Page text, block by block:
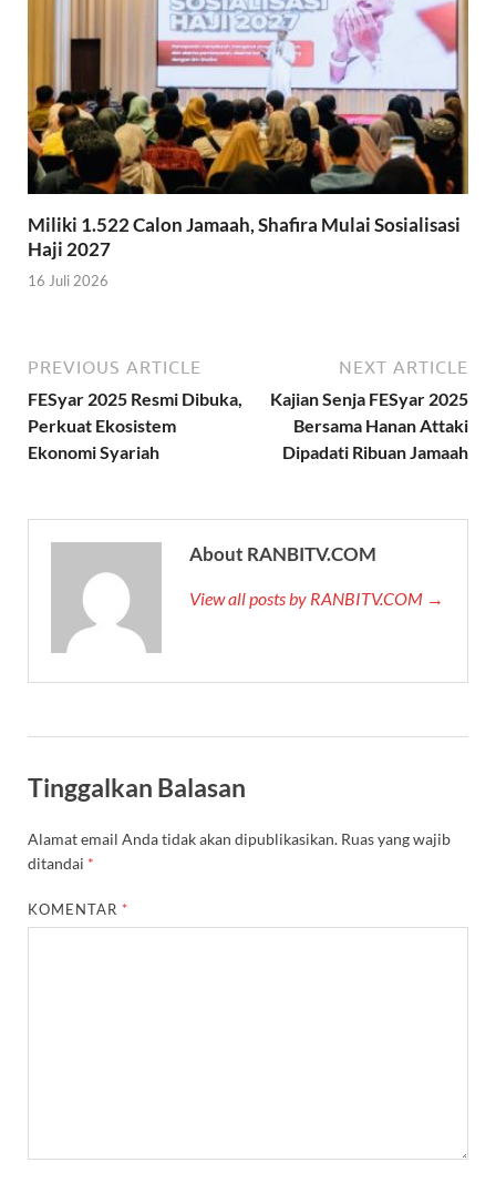
Miliki 1.522 Calon Jamaah, Shafira Mulai Sosialisasi
Haji 2027
16 Juli 2026
PREVIOUS ARTICLE
FESyar 2025 Resmi Dibuka,
Perkuat Ekosistem
Ekonomi Syariah
NEXT ARTICLE
Kajian Senja FESyar 2025
Bersama Hanan Attaki
Dipadati Ribuan Jamaah
About RANBITV.COM
View all posts by RANBITV.COM →
Tinggalkan Balasan
Alamat email Anda tidak akan dipublikasikan. Ruas yang wajib
ditandai *
KOMENTAR *